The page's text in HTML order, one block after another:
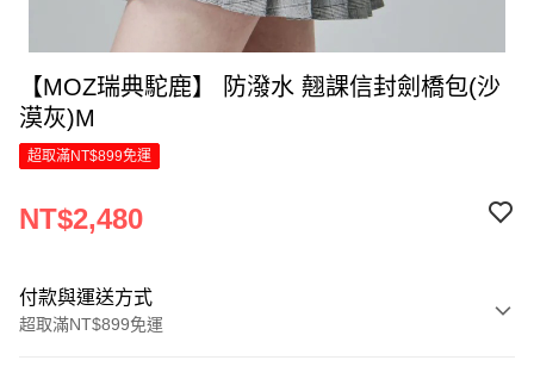
【MOZ瑞典駝鹿】 防潑水 翹課信封劍橋包(沙
漠灰)M
超取滿NT$899免運
NT$2,480
付款與運送方式
超取滿NT$899免運